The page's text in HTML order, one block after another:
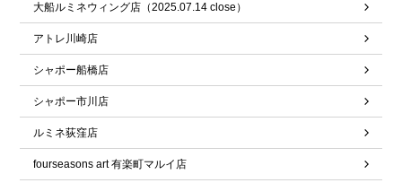
大船ルミネウィング店（2025.07.14 close）
アトレ川崎店
シャポー船橋店
シャポー市川店
ルミネ荻窪店
fourseasons art 有楽町マルイ店